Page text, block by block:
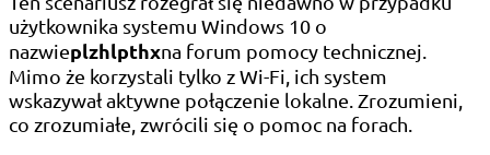
użytkownika systemu Windows 10 o
nazwieplzhlpthxna forum pomocy technicznej.
Mimo że korzystali tylko z Wi-Fi, ich system
wskazywał aktywne połączenie lokalne. Zrozumieni,
co zrozumiałe, zwrócili się o pomoc na forach.